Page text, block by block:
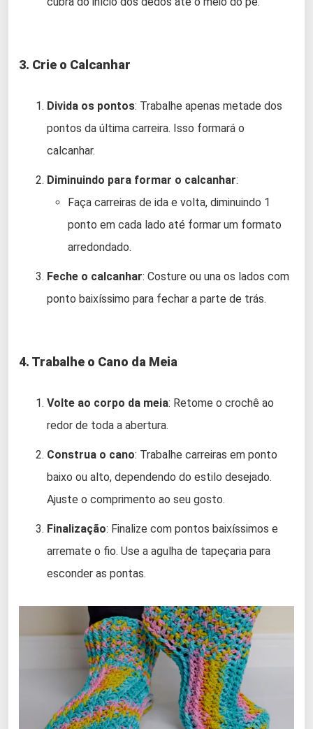
3. Crie o Calcanhar
Divida os pontos: Trabalhe apenas metade dos
pontos da última carreira. Isso formará o
calcanhar.
Diminuindo para formar o calcanhar:
Faça carreiras de ida e volta, diminuindo 1
ponto em cada lado até formar um formato
arredondado.
Feche o calcanhar: Costure ou una os lados com
ponto baixíssimo para fechar a parte de trás.
4. Trabalhe o Cano da Meia
Volte ao corpo da meia: Retome o crochê ao
redor de toda a abertura.
Construa o cano: Trabalhe carreiras em ponto
baixo ou alto, dependendo do estilo desejado.
Ajuste o comprimento ao seu gosto.
Finalização: Finalize com pontos baixíssimos e
arremate o fio. Use a agulha de tapeçaria para
esconder as pontas.